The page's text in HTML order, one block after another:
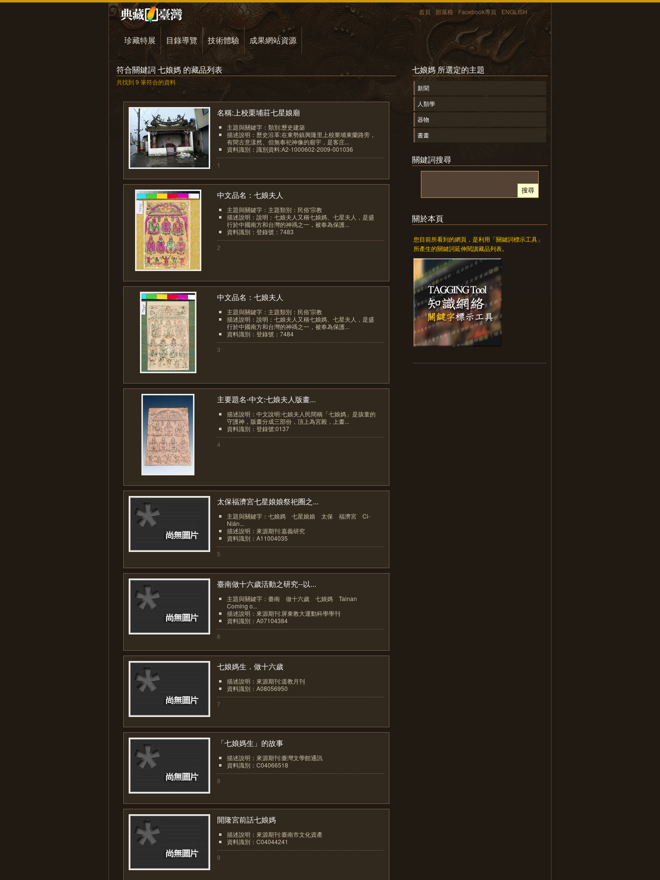
首頁 部落格 Facebook專頁 ENGLISH
珍藏特展 目錄導覽 技術體驗 成果網站資源
符合關鍵詞 七娘媽 的藏品列表
共找到 9 筆符合的資料
名稱:上校栗埔莊七星娘廟
主題與關鍵字：類別:歷史建築
描述說明：歷史沿革:在東勢鎮興隆里上校栗埔東蘭路旁，
有間古意漾然、但無奉祀神像的廟宇，是客庄...
資料識別：識別資料:A2-1000602-2009-001036
1
中文品名：七娘夫人
主題與關鍵字：主題類別：民俗'宗教
描述說明：說明：七娘夫人又稱七娘媽、七星夫人，是盛
行於中國南方和台灣的神禡之一，被奉為保護...
資料識別：登錄號：7483
2
中文品名：七娘夫人
主題與關鍵字：主題類別：民俗'宗教
描述說明：說明：七娘夫人又稱七娘媽、七星夫人，是盛
行於中國南方和台灣的神禡之一，被奉為保護...
資料識別：登錄號：7484
3
主要題名-中文:七娘夫人版畫...
描述說明：中文說明:七娘夫人民間稱「七娘媽」是孩童的
守護神，版畫分成三部份，頂上為宮殿，上畫...
資料識別：登錄號:0137
4
太保福濟宮七星娘娘祭祀圈之...
主題與關鍵字：七娘媽 七星娘娘 太保 福濟宮 Ci-
Nián...
描述說明：來源期刊:嘉義研究
資料識別：A11004035
5
臺南做十六歲活動之研究--以...
主題與關鍵字：臺南 做十六歲 七娘媽 Tainan
Coming o...
描述說明：來源期刊:屏東教大運動科學學刊
資料識別：A07104384
6
七娘媽生．做十六歲
描述說明：來源期刊:道教月刊
資料識別：A08056950
7
「七娘媽生」的故事
描述說明：來源期刊:臺灣文學館通訊
資料識別：C04066518
8
開隆宮前話七娘媽
描述說明：來源期刊:臺南市文化資產
資料識別：C04044241
9
七娘媽 所選定的主題
新聞
人類學
器物
書畫
關鍵詞搜尋
關於本頁
您目前所看到的網頁，是利用「關鍵詞標示工具」
所產生的關鍵詞延伸閱讀藏品列表。